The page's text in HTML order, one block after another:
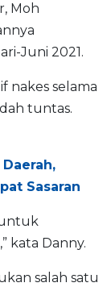
Moh
Juni 2021.
nakes selama
tuntas.
Sasaran
untuk
kata Danny.
salah satu